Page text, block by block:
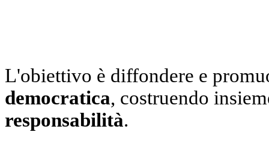
L'obiettivo è diffondere e
democratica, costruendo
responsabilità.